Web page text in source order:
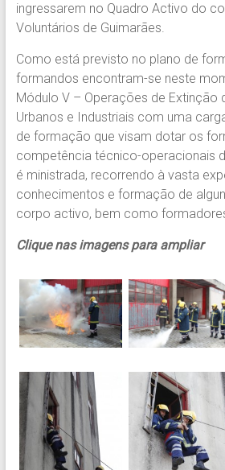
ingressarem no Quadro Activo do
Voluntários de Guimarães.
Como está previsto no plano de
formandos encontram-se neste
Módulo V – Operações de Extinção
Urbanos e Industriais com uma
de formação que visam dotar os
competência técnico-operacionais
é ministrada, recorrendo à vasta
conhecimentos e formação de
corpo activo, bem como
Clique nas imagens para ampliar